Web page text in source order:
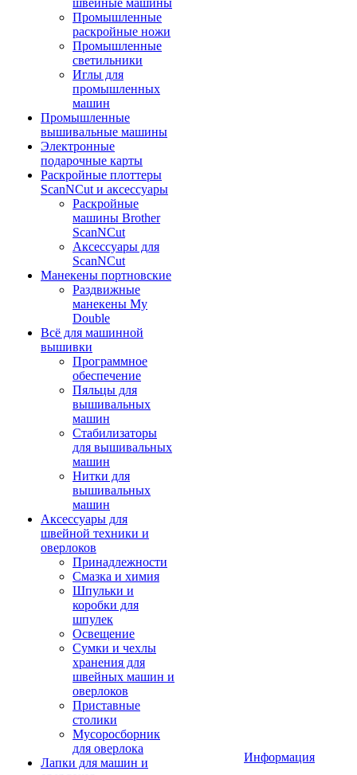
швейные машины
Промышленные
раскройные ножи
Промышленные
светильники
Иглы для
промышленных
машин
Промышленные
вышивальные машины
Электронные
подарочные карты
Раскройные плоттеры
ScanNCut и аксессуары
Раскройные
машины Brother
ScanNCut
Аксессуары для
ScanNCut
Манекены портновские
Раздвижные
манекены My
Double
Всё для машинной
вышивки
Программное
обеспечение
Пяльцы для
вышивальных
машин
Стабилизаторы
для вышивальных
машин
Нитки для
вышивальных
машин
Аксессуары для
швейной техники и
оверлоков
Принадлежности
Смазка и химия
Шпульки и
коробки для
шпулек
Освещение
Сумки и чехлы
хранения для
швейных машин и
оверлоков
Приставные
столики
Мусоросборник
для оверлока
Лапки для машин и
Информация